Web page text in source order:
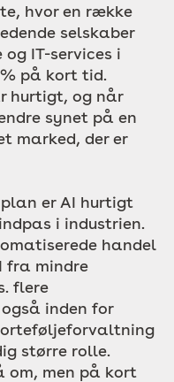
hvor en række
selskaber
IT-services i
på kort tid.
hurtigt, og når
synet på en
marked, der er
er AI hurtigt
i industrien.
handel
fra mindre
flere
inden for
større rolle.
om, men på kort